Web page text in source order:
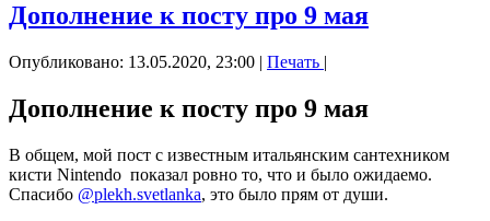
Дополнение к посту про 9 мая
Опубликовано: 13.05.2020, 23:00 | Печать |
Дополнение к посту про 9 мая
В общем, мой пост с известным итальянским сантехником
кисти Nintendo показал ровно то, что и было ожидаемо.
Спасибо @plekh.svetlanka, это было прям от души.